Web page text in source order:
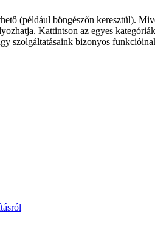
(például böngészőn keresztül).
Kattintson az egyes
szolgáltatásaink bizonyos